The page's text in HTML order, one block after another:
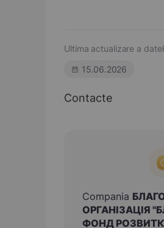
Ultima actualizare a
15.06.2026
Contacte
Compania
ОРГАНІЗАЦІЯ
ФОНД